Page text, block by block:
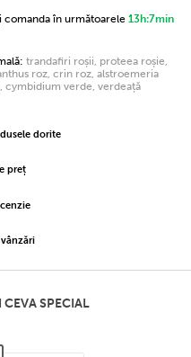
comanda în următoarele 13h:7min
trandafiri roșii, proteea roșie,
roz, crin roz, alstroemeria
cymbidium verde, verdeață
dorite
preț
CEVA SPECIAL